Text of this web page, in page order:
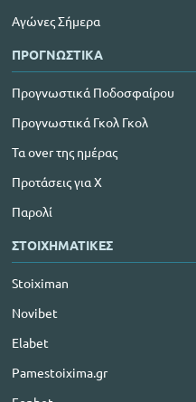
Αγώνες Σήμερα
ΠΡΟΓΝΩΣΤΙΚΑ
Προγνωστικά Ποδοσφαίρου
Προγνωστικά Γκολ Γκολ
Τα over της ημέρας
Προτάσεις για Χ
Παρολί
ΣΤΟΙΧΗΜΑΤΙΚΕΣ
Stoiximan
Novibet
Elabet
Pamestoixima.gr